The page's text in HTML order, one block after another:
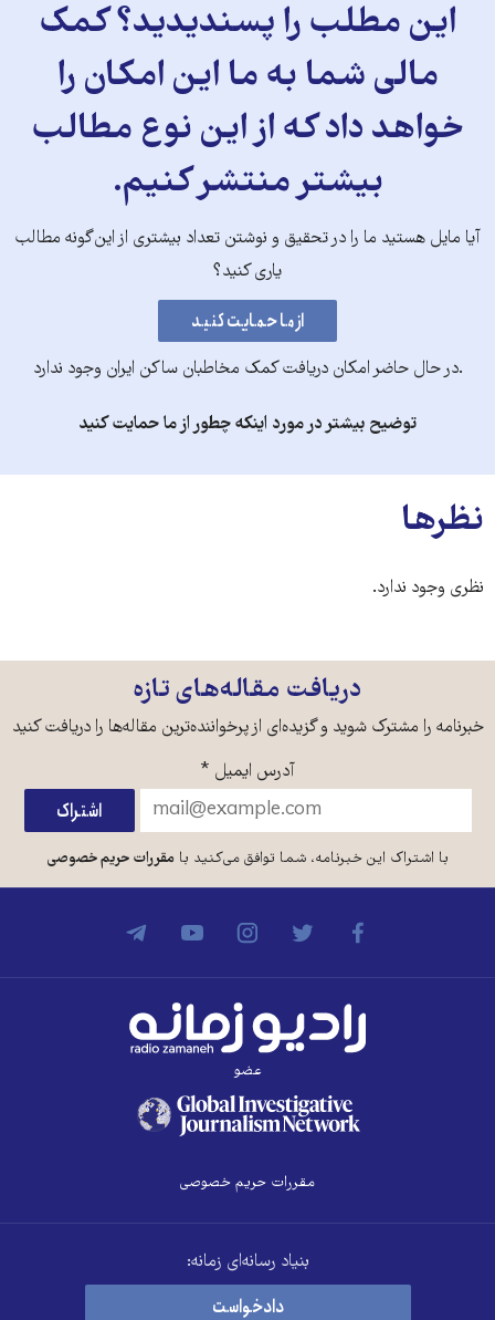
این مطلب را پسندیدید؟ کمک
مالی شما به ما این امکان را
خواهد داد که از این نوع مطالب
بیشتر منتشر کنیم.
آیا مایل هستید ما را در تحقیق و نوشتن تعداد بیشتری از این‌گونه مطالب
یاری کنید؟
.در حال حاضر امکان دریافت کمک مخاطبان ساکن ایران وجود ندارد
توضیح بیشتر در مورد اینکه چطور از ما حمایت کنید
نظرها
نظری وجود ندارد.
دریافت مقاله‌های تازه
خبرنامه را مشترک شوید و گزیده‌ای از پرخواننده‌ترین مقاله‌ها را دریافت کنید
آدرس ایمیل *
با اشتراک این خبرنامه، شما توافق می‌کنید بامقررات حریم خصوصی
عضو
مقررات حریم خصوصی
بنیاد رسانه‌ای زمانه:
دادخواست